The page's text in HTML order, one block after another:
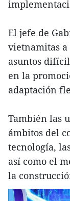
El jefe de
vietnamitas a
asuntos
en la
adaptación
También las
ámbitos del
tecnología,
así como el
la